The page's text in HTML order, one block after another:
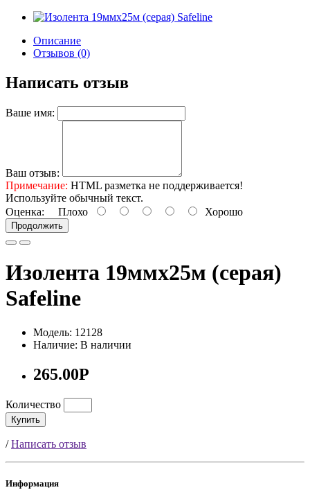
Описание
Отзывов (0)
Написать отзыв
Ваше имя:
Ваш отзыв:
Примечание: HTML разметка не поддерживается!
Используйте обычный текст.
Оценка: Плохо Хорошо
Продолжить
Изолента 19ммх25м (серая)
Safeline
Модель: 12128
Наличие: В наличии
265.00Р
Количество
Купить
/Написать отзыв
Информация